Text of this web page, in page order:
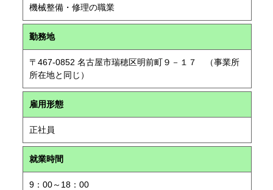
機械整備・修理の職業
勤務地
〒467-0852 名古屋市瑞穂区明前町９－１７ （事業所
所在地と同じ）
雇用形態
正社員
就業時間
9：00～18：00